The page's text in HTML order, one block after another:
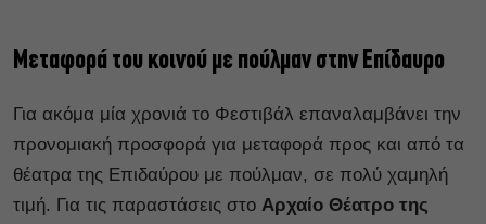
Μεταφορά του κοινού με πούλμαν στην Επίδαυρο
Για ακόμα μία χρονιά το Φεστιβάλ επαναλαμβάνει την
προνομιακή προσφορά για μεταφορά προς και από τα
θέατρα της Επιδαύρου με πούλμαν, σε πολύ χαμηλή
τιμή. Για τις παραστάσεις στο Αρχαίο Θέατρο της